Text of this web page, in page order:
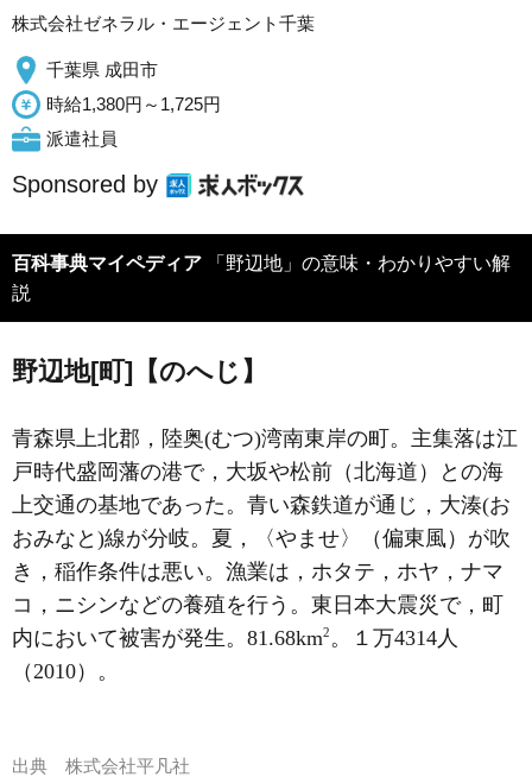
株式会社ゼネラル・エージェント千葉
千葉県 成田市
時給1,380円～1,725円
派遣社員
Sponsored by
百科事典マイペディア
説
野辺地[町]【のへじ】
青森県上北郡，陸奥(むつ)湾南東岸の町。主集落は江
戸時代盛岡藩の港で，大坂や松前（北海道）との海
上交通の基地であった。青い森鉄道が通じ，大湊(お
おみなと)線が分岐。夏，〈やませ〉（偏東風）が吹
き，稲作条件は悪い。漁業は，ホタテ，ホヤ，ナマ
コ，ニシンなどの養殖を行う。東日本大震災で，町
内において被害が発生。81.68km2。１万4314人
（2010）。
出典 株式会社平凡社